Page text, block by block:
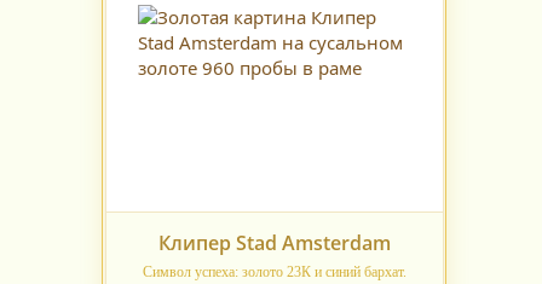
Клипер Stad Amsterdam
Символ успеха: золото 23К и синий бархат.